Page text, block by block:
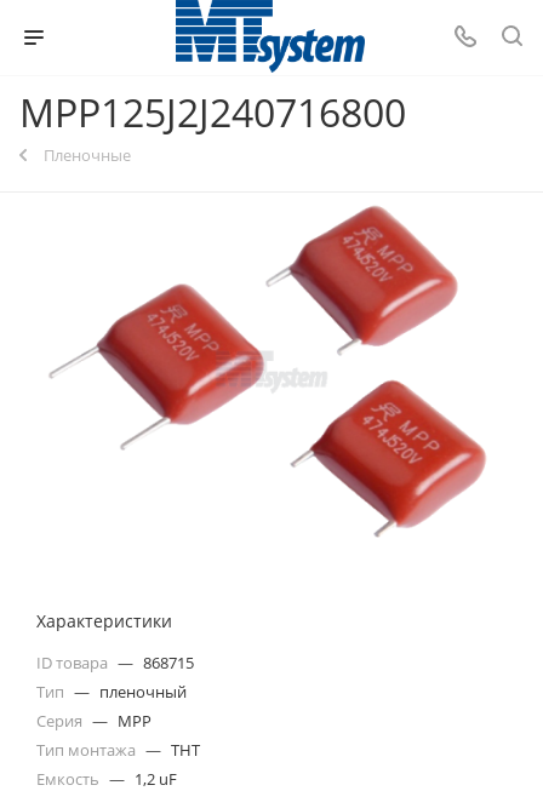
MPP125J2J240716800
Пленочные
Характеристики
ID товара — 868715
Тип — пленочный
Серия — MPP
Тип монтажа — THT
Емкость — 1,2 uF